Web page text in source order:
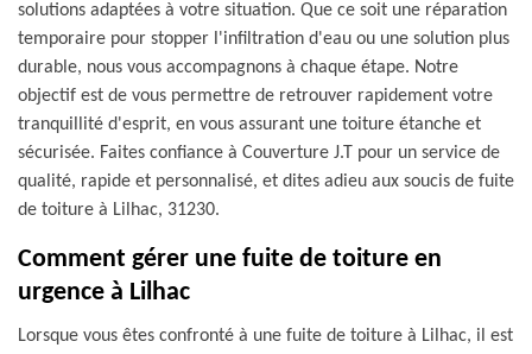
solutions adaptées à votre situation. Que ce soit une réparation
temporaire pour stopper l'infiltration d'eau ou une solution plus
durable, nous vous accompagnons à chaque étape. Notre
objectif est de vous permettre de retrouver rapidement votre
tranquillité d'esprit, en vous assurant une toiture étanche et
sécurisée. Faites confiance à Couverture J.T pour un service de
qualité, rapide et personnalisé, et dites adieu aux soucis de fuite
de toiture à Lilhac, 31230.
Comment gérer une fuite de toiture en
urgence à Lilhac
Lorsque vous êtes confronté à une fuite de toiture à Lilhac, il est